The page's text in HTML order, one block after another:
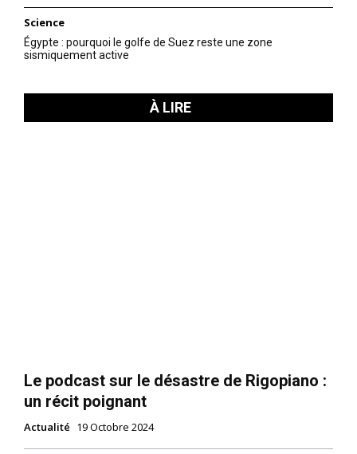
Science
Égypte : pourquoi le golfe de Suez reste une zone
sismiquement active
À LIRE
Le podcast sur le désastre de Rigopiano :
un récit poignant
Actualité 19 Octobre 2024